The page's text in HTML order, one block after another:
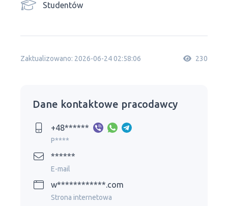
Studentów
Zaktualizowano: 2026-06-24 02:58:06 230
Dane kontaktowe pracodawcy
+48******
P****
******
E-mail
w************.com
Strona internetowa